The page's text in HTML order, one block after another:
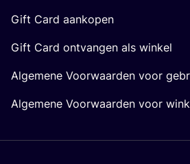
Gift Card aankopen
Gift Card ontvangen als winkel
Algemene Voorwaarden voor
Algemene Voorwaarden voor